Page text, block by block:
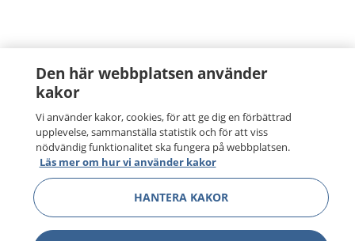
Den här webbplatsen använder
kakor
Vi använder kakor, cookies, för att ge dig en förbättrad
upplevelse, sammanställa statistik och för att viss
nödvändig funktionalitet ska fungera på webbplatsen.
Läs mer om hur vi använder kakor
HANTERA KAKOR